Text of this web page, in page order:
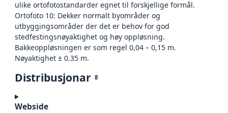
ulike ortofotostandarder egnet til forskjellige formål.
Ortofoto 10: Dekker normalt byområder og
utbyggingsområder der det er behov for god
stedfestingsnøyaktighet og høy oppløsning.
Bakkeoppløsningen er som regel 0,04 – 0,15 m.
Nøyaktighet ± 0.35 m.
Distribusjonar 8
Webside